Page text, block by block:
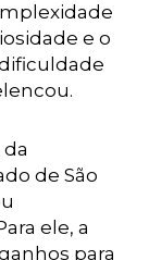
e o
de São
ele, a
para